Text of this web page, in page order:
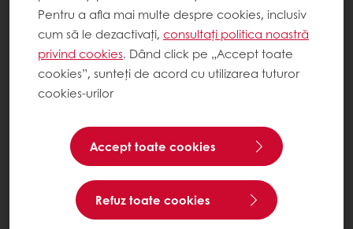
Pentru a afla mai multe despre cookies, inclusiv
cum să le dezactivați, consultați politica noastră
privind cookies. Dând click pe „Accept toate
cookies”, sunteți de acord cu utilizarea tuturor
cookies-urilor
Accept toate cookies
Refuz toate cookies